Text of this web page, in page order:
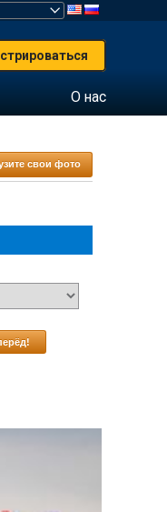
О нас
свои фото